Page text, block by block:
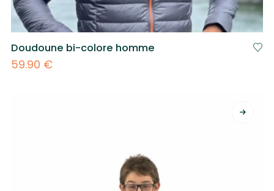
Doudoune bi-colore homme
59.90 €